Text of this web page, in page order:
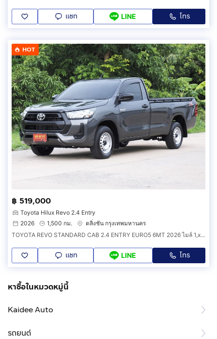
แชท LINE โทร
HOT
฿ 519,000
Toyota Hilux Revo 2.4 Entry
2026
1,500 กม.
ตลิ่งชัน กรุงเทพมหานคร
TOYOTA REVO STANDARD CAB 2.4 ENTRY EURO5 6MT 2026 ไมล์ 1,xxx กม.
แชท LINE โทร
หาซื้อในหมวดหมู่นี้
Kaidee Auto
รถยนต์